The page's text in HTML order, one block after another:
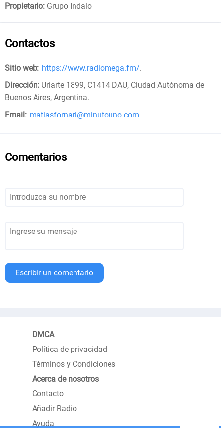
Propietario: Grupo Indalo
Contactos
Sitio web: https://www.radiomega.fm/.
Dirección: Uriarte 1899, C1414 DAU, Ciudad Autónoma de
Buenos Aires, Argentina.
Email: matiasfornari@minutouno.com.
Comentarios
Escribir un comentario
DMCA
Política de privacidad
Términos y Condiciones
Acerca de nosotros
Contacto
Añadir Radio
Ayuda